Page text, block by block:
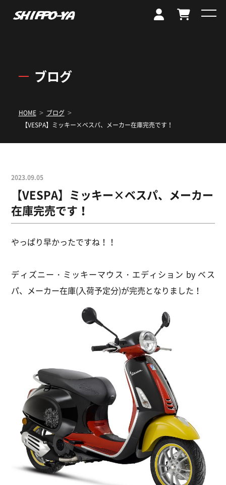
ブログ
HOME > ブログ >
【VESPA】ミッキー×ベスパ、メーカー在庫完売です！
2023.09.05
【VESPA】ミッキー×ベスパ、メーカー
在庫完売です！
やっぱり早かったですね！！
ディズニー・ミッキーマウス・エディション by ベス
パ、メーカー在庫(入荷予定分)が完売となりました！